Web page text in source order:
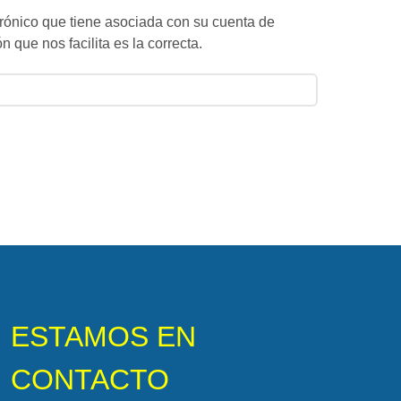
que tiene asociada con su cuenta de
que nos facilita es la correcta.
ESTAMOS EN
CONTACTO